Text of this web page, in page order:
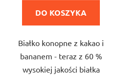
na
gwiazdek.
DO KOSZYKA
Białko konopne z kakao i
bananem - teraz z 60 %
wysokiej jakości białka